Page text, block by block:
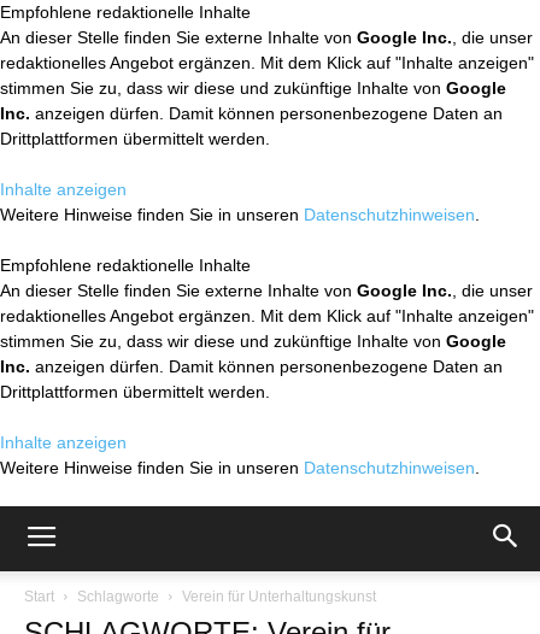
Empfohlene redaktionelle Inhalte
An dieser Stelle finden Sie externe Inhalte von Google Inc. , die unser
redaktionelles Angebot ergänzen. Mit dem Klick auf "Inhalte anzeigen"
stimmen Sie zu, dass wir diese und zukünftige Inhalte von Google
Inc. anzeigen dürfen. Damit können personenbezogene Daten an
Drittplattformen übermittelt werden.
Inhalte anzeigen
Weitere Hinweise finden Sie in unseren Datenschutzhinweisen
Empfohlene redaktionelle Inhalte
An dieser Stelle finden Sie externe Inhalte von Google Inc. , die unser
redaktionelles Angebot ergänzen. Mit dem Klick auf "Inhalte anzeigen"
stimmen Sie zu, dass wir diese und zukünftige Inhalte von Google
Inc. anzeigen dürfen. Damit können personenbezogene Daten an
Drittplattformen übermittelt werden.
Inhalte anzeigen
Weitere Hinweise finden Sie in unseren Datenschutzhinweisen
Start Schlagworte Verein für Unterhaltungskunst